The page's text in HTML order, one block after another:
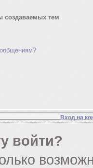
создаваемых тем
Вход на
войти?